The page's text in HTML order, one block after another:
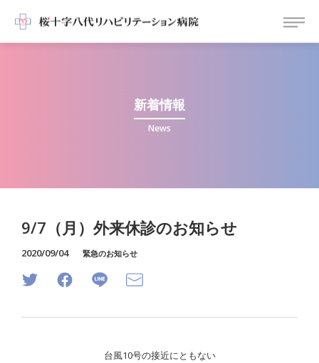
新着情報
News
9/7（月）外来休診のお知らせ
2020/09/04 緊急のお知らせ
台風10号の接近にともない